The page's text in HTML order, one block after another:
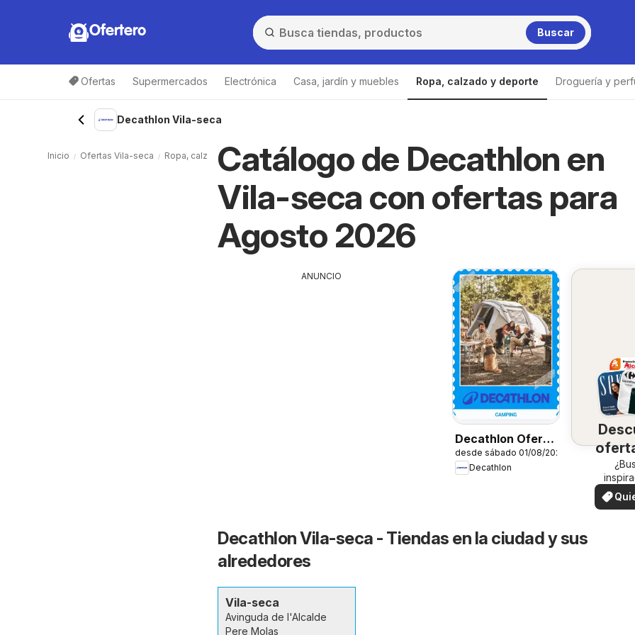
Ofertero Buscar
Ofertas Supermercados Electrónica Casa, jardín y muebles Ropa, calzado y deporte Droguería y
Decathlon Vila-seca
Catálogo de Decathlon en
Vila-seca con ofertas para
Agosto 2026
ANUNCIO
Decathlon Oferta
estacional
desde sábado 01/08/2026
Decathlon
su
¡Vea
en su
ver
Decathlon Vila-seca - Tiendas en la ciudad y sus
alrededores
Vila-seca
Avinguda de l'Alcalde
Pere Molas
Inicio Ofertas Vila-seca Ropa, calzado y deporte Vila-seca Decathlon Vila-seca